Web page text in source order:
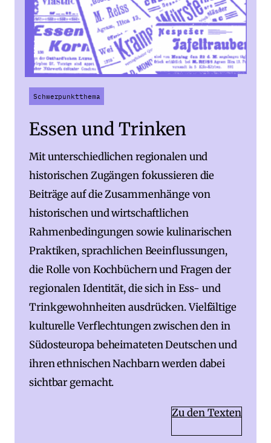
Schwerpunktthema
Essen und Trinken
Mit unterschiedlichen regionalen und
historischen Zugängen fokussieren die
Beiträge auf die Zusammenhänge von
historischen und wirtschaftlichen
Rahmenbedingungen sowie kulinarischen
Praktiken, sprachlichen Beeinflussungen,
die Rolle von Kochbüchern und Fragen der
regionalen Identität, die sich in Ess- und
Trinkgewohnheiten ausdrücken. Vielfältige
kulturelle Verflechtungen zwischen den in
Südosteuropa beheimateten Deutschen und
ihren ethnischen Nachbarn werden dabei
sichtbar gemacht.
Zu den Texten